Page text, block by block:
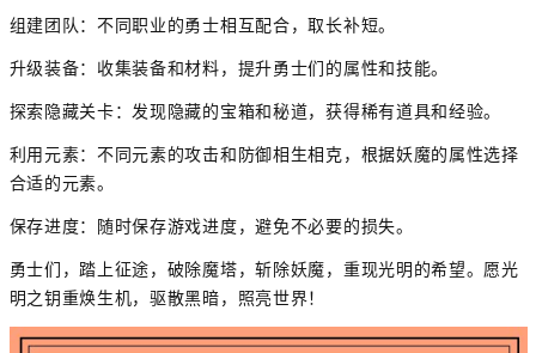
组建团队：不同职业的勇士相互配合，取长补短。
升级装备：收集装备和材料，提升勇士们的属性和技能。
探索隐藏关卡：发现隐藏的宝箱和秘道，获得稀有道具和经验。
利用元素：不同元素的攻击和防御相生相克，根据妖魔的属性选择
合适的元素。
保存进度：随时保存游戏进度，避免不必要的损失。
勇士们，踏上征途，破除魔塔，斩除妖魔，重现光明的希望。愿光
明之钥重焕生机，驱散黑暗，照亮世界！